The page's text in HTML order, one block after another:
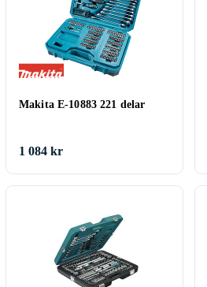
Makita E-10883 221 delar
1 084 kr